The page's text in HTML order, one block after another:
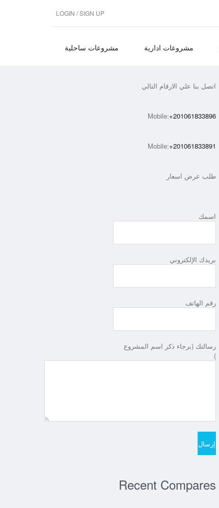
LOGIN / SIGN UP
مشروعات ادارية مشروعات ساحلية
اتصل بنا علي الارقام التالي
Mobile:+201061833896
Mobile:+201061833891
طلب عرض اسعار
اسمك
بريدك الإلكتروني
رقم الهاتف
رسالتك (برجاء ذكر اسم المشروع
)
Recent Compares